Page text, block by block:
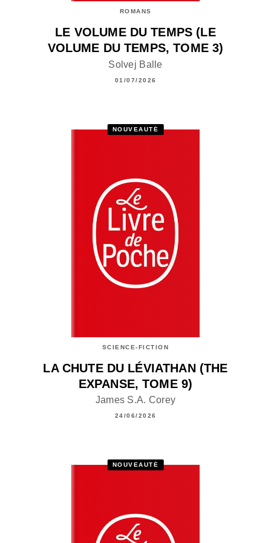
ROMANS
LE VOLUME DU TEMPS (LE
VOLUME DU TEMPS, TOME 3)
Solvej Balle
01/07/2026
NOUVEAUTÉ
SCIENCE-FICTION
LA CHUTE DU LÉVIATHAN (THE
EXPANSE, TOME 9)
James S.A. Corey
24/06/2026
NOUVEAUTÉ